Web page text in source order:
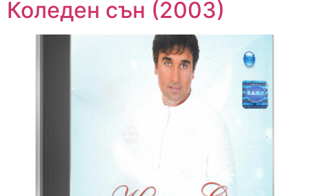
Коледен сън (2003)